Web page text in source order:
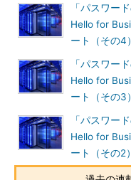
Webサイトへの記事の寄
を手掛ける。個人ブログ
「パスワー
Hello for
ート（その4）
「パスワー
Hello for
ート（その3）
「パスワー
Hello for
ート（その2）